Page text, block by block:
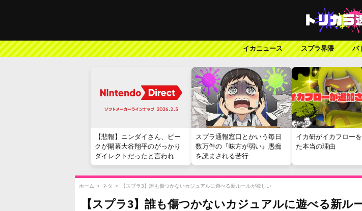
イカニュース スプラ界隈 バ
【悲報】ニンダイさん、ピー
クが開幕大谷翔平のがっかり
ダイレクトだったと言われて
しまう
スプラ通報窓口とかいう毎日
数万件の『味方が弱い』愚痴
を読まされる苦行
イカ研がイカフロー
た本当の理由
ホーム > ネタ > 【スプラ3】誰も傷つかないカジュアルに遊べる新ルールが欲しい
【スプラ3】誰も傷つかないカジュアルに遊べる新ル